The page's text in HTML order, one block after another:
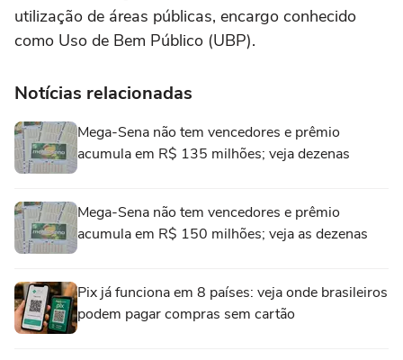
utilização de áreas públicas, encargo conhecido
como Uso de Bem Público (UBP).
Notícias relacionadas
Mega-Sena não tem vencedores e prêmio
acumula em R$ 135 milhões; veja dezenas
Mega-Sena não tem vencedores e prêmio
acumula em R$ 150 milhões; veja as dezenas
Pix já funciona em 8 países: veja onde brasileiros
podem pagar compras sem cartão